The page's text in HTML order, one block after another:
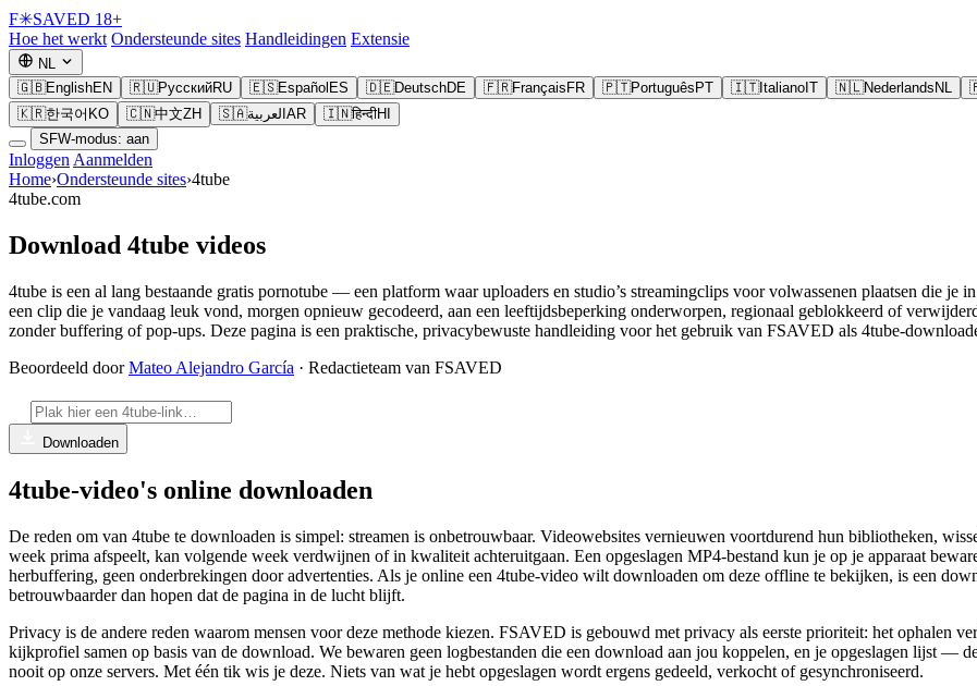
F✳SAVED 18+
Hoe het werkt Ondersteunde sites Handleidingen Extensie
NL
🇬🇧EnglishEN 🇷🇺РусскийRU 🇪🇸Español ES 🇩🇪DeutschDE 🇫🇷Français FR 🇵🇹Português PT 🇮🇹Italiano IT 🇳🇱Nederlands NL
🇰🇷한국어 KO 🇨🇳中文ZH 🇸🇦العربية AR 🇮🇳हिन्दीHI
SFW-modus: aan
Inloggen Aanmelden
Home›Ondersteunde sites›4tube
4tube.com
Download 4tube videos
4tube is een al lang bestaande gratis pornotube — een platform waar uploaders en studio’s streamingclips voor volwassenen plaatsen die je
een clip die je vandaag leuk vond, morgen opnieuw gecodeerd, aan een leeftijdsbeperking onderworpen, regionaal geblokkeerd of
zonder buffering of pop-ups. Deze pagina is een praktische, privacybewuste handleiding voor het gebruik van FSAVED als 4tube-
Beoordeeld doorMateo Alejandro García · Redactieteam van FSAVED
Downloaden
4tube-video's online downloaden
De reden om van 4tube te downloaden is simpel: streamen is onbetrouwbaar. Videowebsites vernieuwen voortdurend hun bibliotheken,
week prima afspeelt, kan volgende week verdwijnen of in kwaliteit achteruitgaan. Een opgeslagen MP4-bestand kun je op je apparaat
herbuffering, geen onderbrekingen door advertenties. Als je online een 4tube-video wilt downloaden om deze offline te bekijken, is een
betrouwbaarder dan hopen dat de pagina in de lucht blijft.
Privacy is de andere reden waarom mensen voor deze methode kiezen. FSAVED is gebouwd met privacy als eerste prioriteit: het ophalen
kijkprofiel samen op basis van de download. We bewaren geen logbestanden die een download aan jou koppelen, en je opgeslagen lijst —
nooit op onze servers. Met één tik wis je deze. Niets van wat je hebt opgeslagen wordt ergens gedeeld, verkocht of gesynchroniseerd.